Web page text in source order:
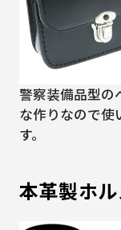
警察装備品型の
な作りなので使
す。
本革製ホ